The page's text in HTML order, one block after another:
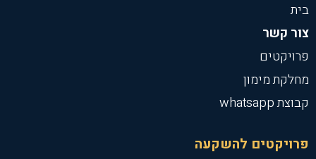
בית
צור קשר
פרויקטים
מחלקת מימון
קבוצת whatsapp
פרויקטים להשקעה